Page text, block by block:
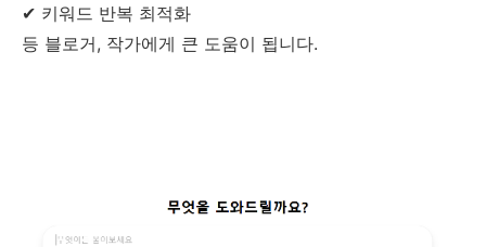
✔ 키워드 반복 최적화
등 블로거, 작가에게 큰 도움이 됩니다.